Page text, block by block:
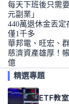
每天下班後只需
元副業」
440萬退休金丟
僅1千多
華邦電、旺宏、
慈濟資產雄厚！
億
精選專題
ETF教室